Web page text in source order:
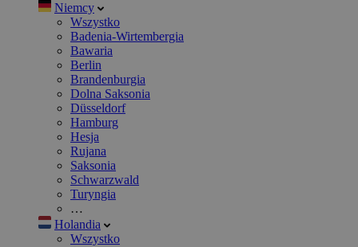
Niemcy
Wszystko
Badenia-Wirtembergia
Bawaria
Berlin
Brandenburgia
Dolna Saksonia
Düsseldorf
Hamburg
Hesja
Rujana
Saksonia
Schwarzwald
Turyngia
…
Holandia
Wszystko